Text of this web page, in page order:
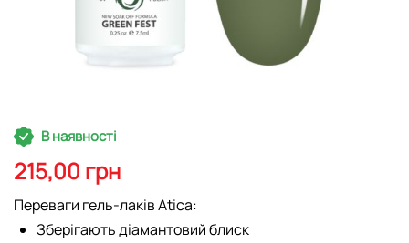
Перейти
до
початку
галереї
зображень
В наявності
215,00 грн
Переваги гель-лаків Atica:
Зберігають діамантовий блиск